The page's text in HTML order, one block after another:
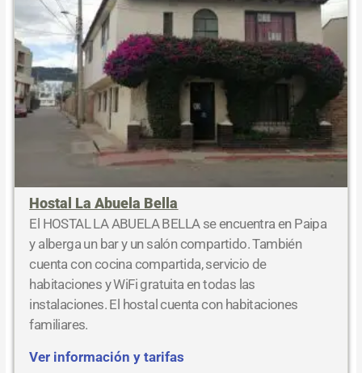
Hostal La Abuela Bella
El HOSTAL LA ABUELA BELLA se encuentra en Paipa
y alberga un bar y un salón compartido. También
cuenta con cocina compartida, servicio de
habitaciones y WiFi gratuita en todas las
instalaciones. El hostal cuenta con habitaciones
familiares.
Ver información y tarifas